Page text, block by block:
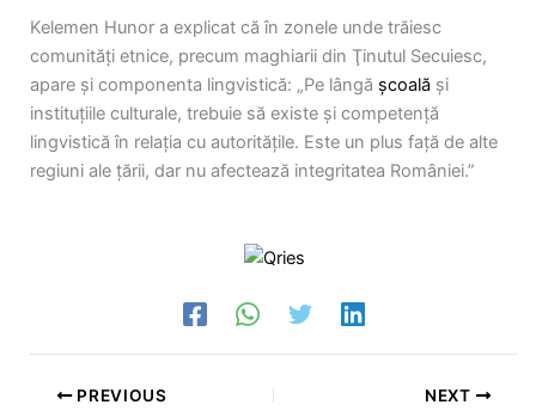
Kelemen Hunor a explicat că în zonele unde trăiesc
comunități etnice, precum maghiarii din Ţinutul Secuiesc,
apare și componenta lingvistică: „Pe lângă școală și
instituțiile culturale, trebuie să existe și competență
lingvistică în relația cu autoritățile. Este un plus față de alte
regiuni ale țării, dar nu afectează integritatea României.”
PREVIOUS NEXT